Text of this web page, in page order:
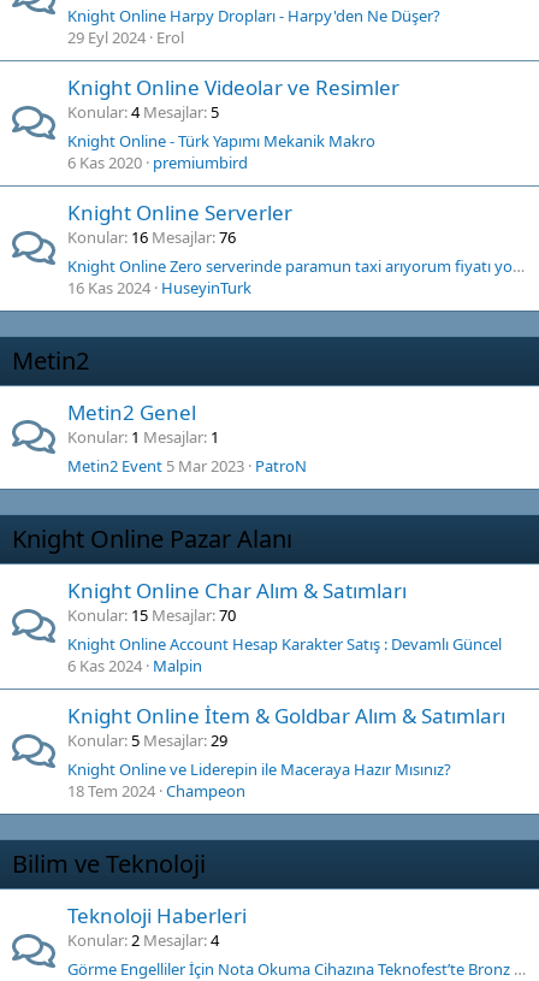
Knight Online Harpy Dropları - Harpy'den Ne Düşer?
29 Eyl 2024 Erol
Knight Online Videolar ve Resimler
Konular 4 Mesajlar 5
Knight Online - Türk Yapımı Mekanik Makro
6 Kas 2020 premiumbird
Knight Online Serverler
Konular 16 Mesajlar 76
Knight Online Zero serverinde paramun taxi arıyorum fiyatı yoruma yazarsanız dönüş yaparım
16 Kas 2024 HuseyinTurk
Metin2
Metin2 Genel
Konular 1 Mesajlar 1
Metin2 Event 5 Mar 2023 PatroN
Knight Online Pazar Alanı
Knight Online Char Alım & Satımları
Konular 15 Mesajlar 70
Knight Online Account Hesap Karakter Satış : Devamlı Güncel
6 Kas 2024 Malpin
Knight Online İtem & Goldbar Alım & Satımları
Konular 5 Mesajlar 29
Knight Online ve Liderepin ile Maceraya Hazır Mısınız?
18 Tem 2024 Champeon
Bilim ve Teknoloji
Teknoloji Haberleri
Konular 2 Mesajlar 4
Görme Engelliler İçin Nota Okuma Cihazına Teknofest’te Bronz Madalya